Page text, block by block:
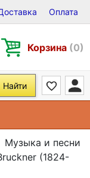
CD и DVDОплата
Корзина (0)
Найти
Музыка и песни
(1824-